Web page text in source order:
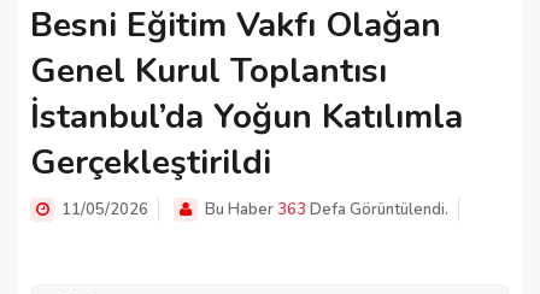
Besni Eğitim Vakfı Olağan
Genel Kurul Toplantısı
İstanbul’da Yoğun Katılımla
Gerçekleştirildi
11/05/2026 Bu Haber363 Defa Görüntülendi.